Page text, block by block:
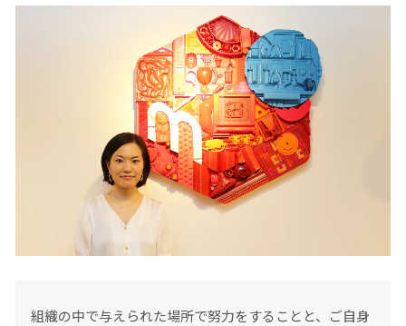
組織の中で与えられた場所で努力をすることと、ご自身